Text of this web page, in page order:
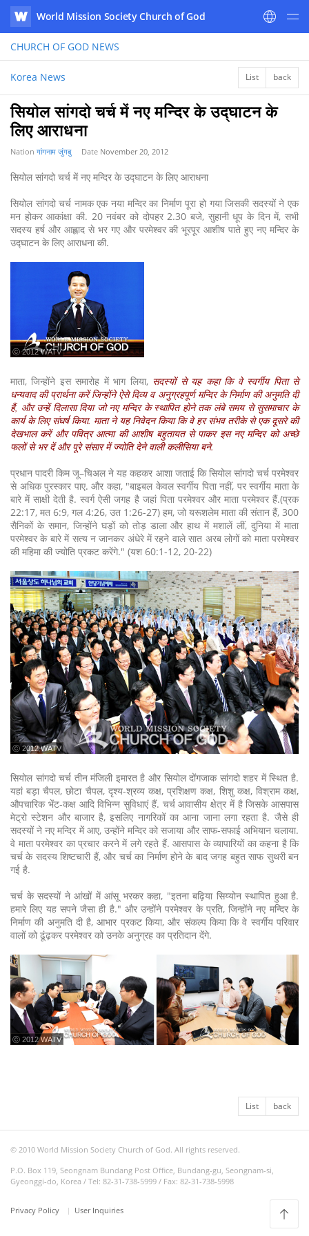
WATV
World Mission Society Church of God
CHURCH OF GOD NEWS
Korea News List back
सियोल सांगदो चर्च में नए मन्दिर के उद्घाटन के
लिए आराधना
Nation गांगनाम जुंगबु Date November 20, 2012
सियोल सांगदो चर्च में नए मन्दिर के उद्घाटन के लिए आराधना
सियोल सांगदो चर्च नामक एक नया मन्दिर का निर्माण पूरा हो गया जिसकी सदस्यों ने एक
मन होकर आकांक्षा की. 20 नवंबर को दोपहर 2.30 बजे, सुहानी धूप के दिन में, सभी
सदस्य हर्ष और आह्लाद से भर गए और परमेश्वर की भूरपूर आशीष पाते हुए नए मन्दिर के
उद्घाटन के लिए आराधना की.
ⓒ 2012 WATV
माता, जिन्होंने इस समारोह में भाग लिया,सदस्यों से यह कहा कि वे स्वर्गीय पिता से
धन्यवाद की प्रार्थना करें जिन्होंने ऐसे दिव्य व अनुग्रहपूर्ण मन्दिर के निर्माण की अनुमति दी
हैं, और उन्हें दिलासा दिया जो नए मन्दिर के स्थापित होने तक लंबे समय से सुसमाचार के
कार्य के लिए संघर्ष किया. माता ने यह निवेदन किया कि वे हर संभव तरीके से एक दूसरे की
देखभाल करें और पवित्र आत्मा की आशीष बहुतायत से पाकर इस नए मन्दिर को अच्छे
फलों से भर दें और पूरे संसार में ज्योति देने वाली कलीसिया बने.
प्रधान पादरी किम जू–चिअल ने यह कहकर आशा जताई कि सियोल सांगदो चर्च परमेश्वर
से अधिक पुरस्कार पाए. और कहा, "बाइबल केवल स्वर्गीय पिता नहीं, पर स्वर्गीय माता के
बारे में साक्षी देती है. स्वर्ग ऐसी जगह है जहां पिता परमेश्वर और माता परमेश्वर हैं.(प्रक
22:17, मत 6:9, गल 4:26, उत 1:26-27) हम, जो यरूशलेम माता की संतान हैं, 300
सैनिकों के समान, जिन्होंने घड़ों को तोड़ डाला और हाथ में मशालें लीं, दुनिया में माता
परमेश्वर के बारे में सत्य न जानकर अंधेरे में रहने वाले सात अरब लोगों को माता परमेश्वर
की महिमा की ज्योति प्रकट करेंगे." (यश 60:1-12, 20-22)
ⓒ 2012 WATV
सियोल सांगदो चर्च तीन मंजिली इमारत है और सियोल दोंगजाक सांगदो शहर में स्थित है.
यहां बड़ा चैपल, छोटा चैपल, दृश्य-श्रव्य कक्ष, प्रशिक्षण कक्ष, शिशु कक्ष, विश्राम कक्ष,
औपचारिक भेंट-कक्ष आदि विभिन्न सुविधाएं हैं. चर्च आवासीय क्षेत्र में है जिसके आसपास
मेट्रो स्टेशन और बाजार है, इसलिए नागरिकों का आना जाना लगा रहता है. जैसे ही
सदस्यों ने नए मन्दिर में आए, उन्होंने मन्दिर को सजाया और साफ-सफाई अभियान चलाया.
वे माता परमेश्वर का प्रचार करने में लगे रहते हैं. आसपास के व्यापारियों का कहना है कि
चर्च के सदस्य शिष्टचारी हैं, और चर्च का निर्माण होने के बाद जगह बहुत साफ सुथरी बन
गई है.
चर्च के सदस्यों ने आंखों में आंसू भरकर कहा, "इतना बढ़िया सिय्योन स्थापित हुआ है.
हमारे लिए यह सपने जैसा ही है." और उन्होंने परमेश्वर के प्रति, जिन्होंने नए मन्दिर के
निर्माण की अनुमति दी है, आभार प्रकट किया, और संकल्प किया कि वे स्वर्गीय परिवार
वालों को ढूंढ़कर परमेश्वर को उनके अनुग्रह का प्रतिदान देंगे.
ⓒ 2012 WATV
List back
© 2010 World Mission Society Church of God. All rights reserved.
P.O. Box 119, Seongnam Bundang Post Office, Bundang-gu, Seongnam-si,
Gyeonggi-do, Korea / Tel: 82-31-738-5999 / Fax: 82-31-738-5998
Privacy Policy User Inquiries